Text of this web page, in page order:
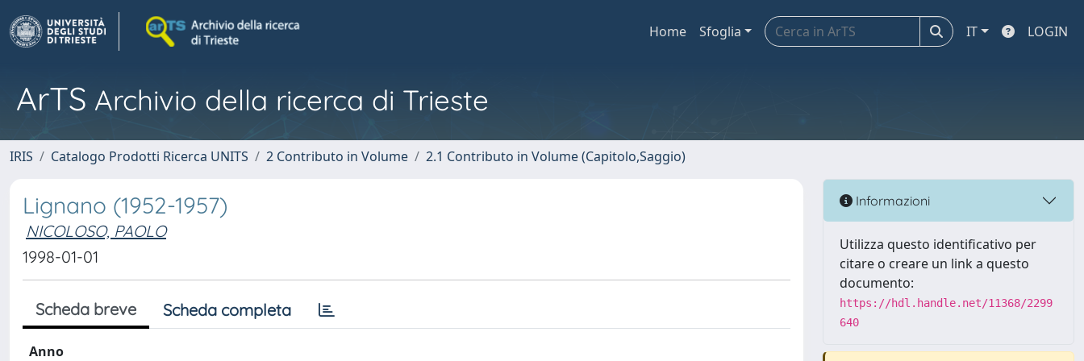
Home Sfoglia IT LOGIN
ArTS Archivio della ricerca di Trieste
IRIS Catalogo Prodotti Ricerca UNITS 2 Contributo in Volume 2.1 Contributo in Volume (Capitolo,Saggio)
Lignano (1952-1957)
NICOLOSO, PAOLO
1998-01-01
Scheda breve Scheda completa
Anno
Informazioni
Utilizza questo identificativo per
citare o creare un link a questo
documento:
https://hdl.handle.net/11368/2299
640